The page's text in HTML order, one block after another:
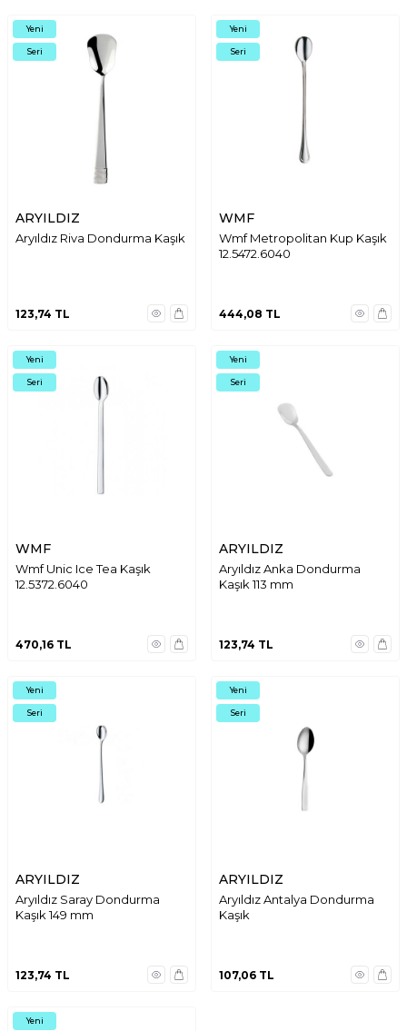
Yeni
Seri
ARYILDIZ
Aryıldız Riva Dondurma Kaşık
123,74 TL
Yeni
Seri
WMF
Wmf Metropolitan Kup Kaşık
12.5472.6040
444,08 TL
Yeni
Seri
WMF
Wmf Unic Ice Tea Kaşık
12.5372.6040
470,16 TL
Yeni
Seri
ARYILDIZ
Aryıldız Anka Dondurma
Kaşık 113 mm
123,74 TL
Yeni
Seri
ARYILDIZ
Aryıldız Saray Dondurma
Kaşık 149 mm
123,74 TL
Yeni
Seri
ARYILDIZ
Aryıldız Antalya Dondurma
Kaşık
107,06 TL
Yeni